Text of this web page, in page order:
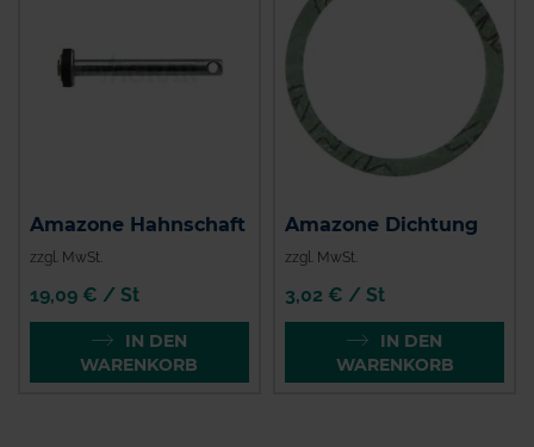
Amazone Hahnschaft
zzgl. MwSt.
19,09 € / St
IN DEN
WARENKORB
Amazone Dichtung
zzgl. MwSt.
3,02 € / St
IN DEN
WARENKORB